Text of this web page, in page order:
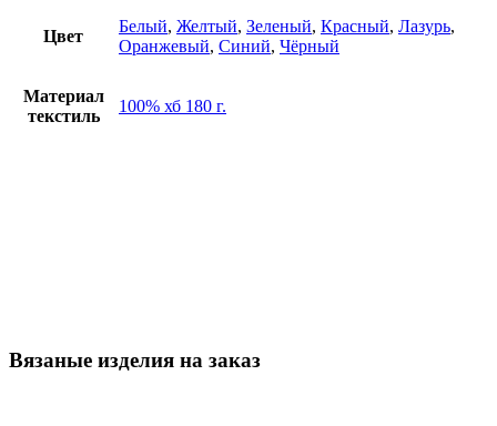
Цвет
Белый, Желтый, Зеленый, Красный, Лазурь,
Оранжевый, Синий, Чёрный
Материал
текстиль
100% хб 180 г.
Вязаные изделия на заказ